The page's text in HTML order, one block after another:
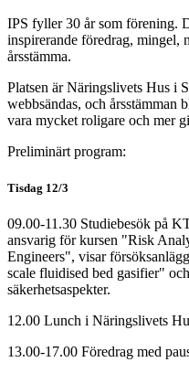
IPS fyller 30 år som förening.
inspirerande föredrag, mingel,
årsstämma.
Platsen är Näringslivets Hus i
webbsändas, och årsstämman
vara mycket roligare och mer
Preliminärt program:
Tisdag 12/3
09.00-11.30 Studiebesök på
ansvarig för kursen "Risk
Engineers", visar
scale fluidised bed gasifier"
säkerhetsaspekter.
12.00 Lunch i Näringslivets
13.00-17.00 Föredrag med